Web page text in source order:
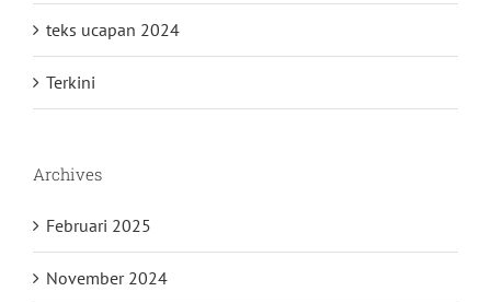
teks ucapan 2024
Terkini
Archives
Februari 2025
November 2024